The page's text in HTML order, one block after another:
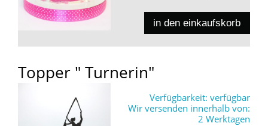
in den einkaufskorb
Topper " Turnerin"
Verfügbarkeit: verfügbar
Wir versenden innerhalb von:
2 Werktagen